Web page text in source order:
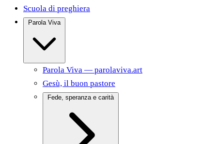
Scuola di preghiera
Parola Viva
Parola Viva — parolaviva.art
Gesù, il buon pastore
Fede, speranza e carità